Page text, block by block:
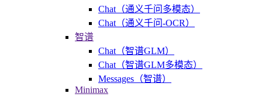
Chat（通义千问多模态）
Chat（通义千问-OCR）
智谱
Chat（智谱GLM）
Chat（智谱GLM多模态）
Messages（智谱）
Minimax